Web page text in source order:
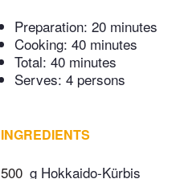
Preparation: 20 minutes
Cooking: 40 minutes
Total: 40 minutes
Serves: 4 persons
INGREDIENTS
500 g Hokkaido-Kürbis